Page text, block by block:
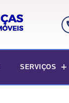
SERVIÇOS